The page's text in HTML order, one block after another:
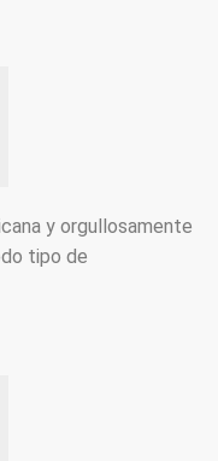
y orgullosamente
tipo de